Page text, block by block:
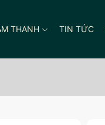
THANH TIN TỨC